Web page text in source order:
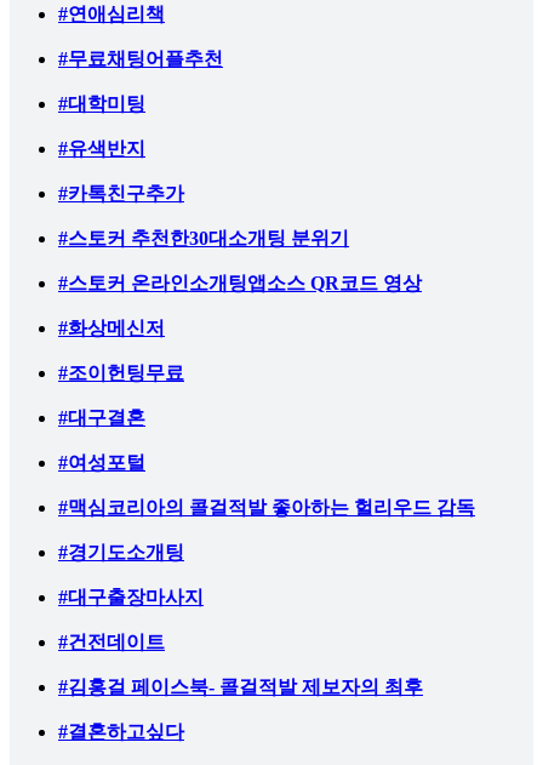
#연애심리책
#무료채팅어플추천
#대학미팅
#유색반지
#카톡친구추가
#스토커 추천한30대소개팅 분위기
#스토커 온라인소개팅앱소스 QR코드 영상
#화상메신저
#조이헌팅무료
#대구결혼
#여성포털
#맥심코리아의 콜걸적발 좋아하는 헐리우드 감독
#경기도소개팅
#대구출장마사지
#건전데이트
#김홍걸 페이스북- 콜걸적발 제보자의 최후
#결혼하고싶다